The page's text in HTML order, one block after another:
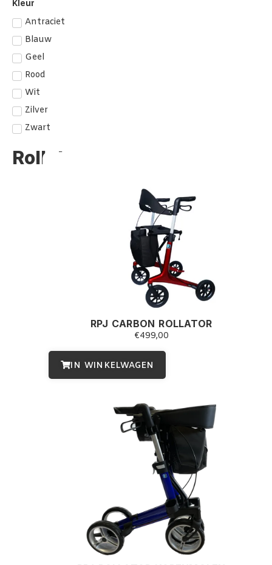
Kleur
Antraciet
Blauw
Geel
Rood
Wit
Zilver
Zwart
Rollators
RPJ CARBON ROLLATOR
€499,00
IN WINKELWAGEN